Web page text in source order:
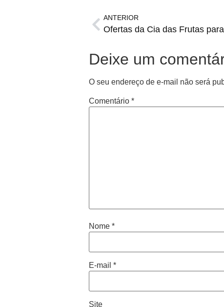
ANTERIOR
Ofertas da Cia das Frutas
Deixe um
O seu endereço de e-mail não será
Comentário *
Nome *
E-mail *
Site